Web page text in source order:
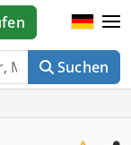
Suchen